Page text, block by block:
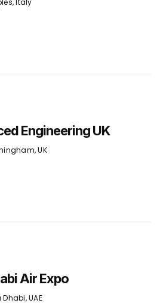
Italy
Engineering UK
UK
Air Expo
UAE